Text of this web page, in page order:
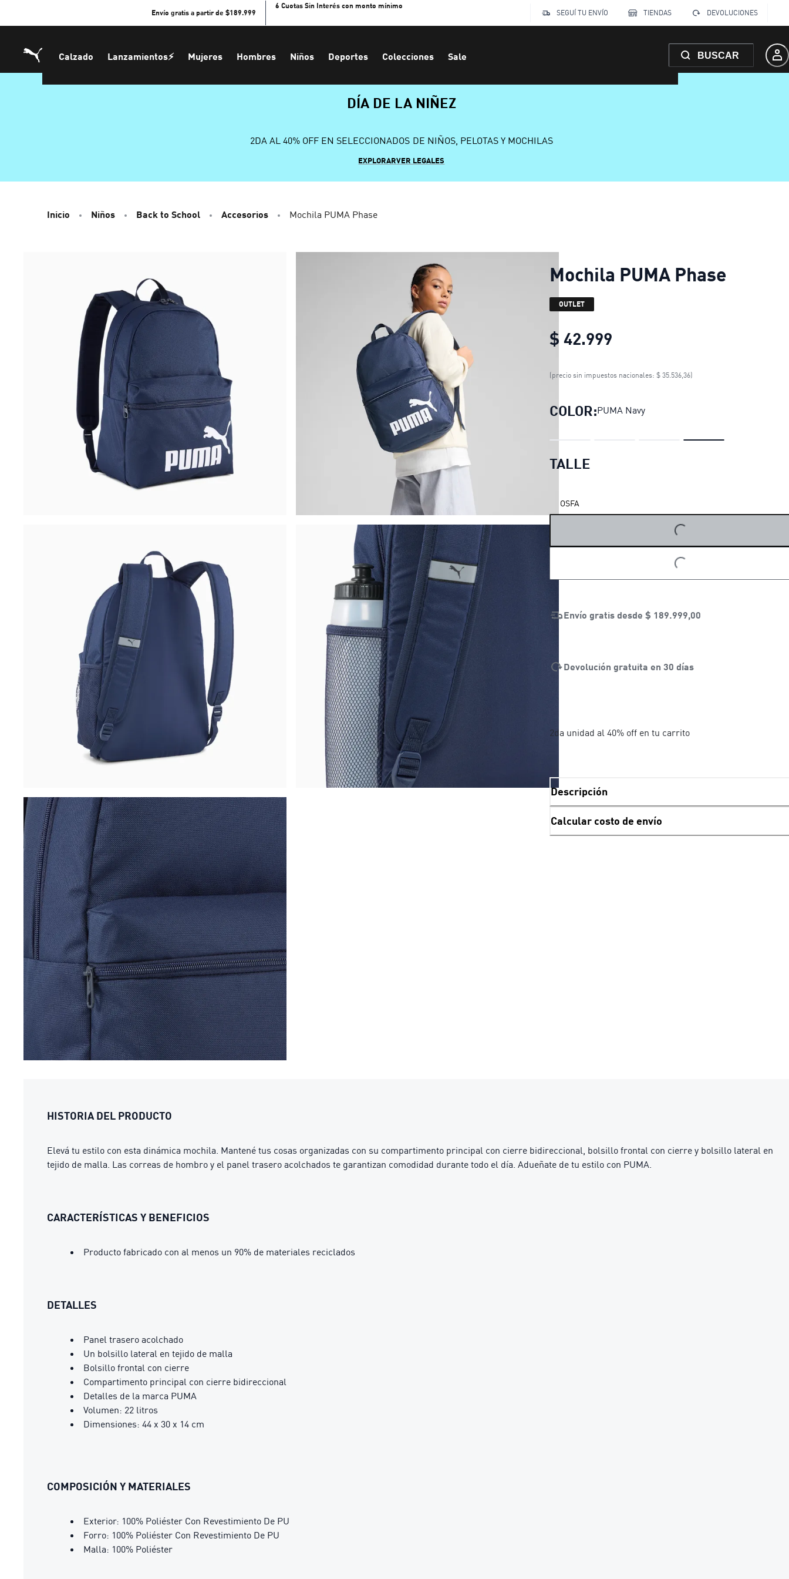
Envío gratis a partir de $189.999
6 Cuotas Sin Interés con monto mínimo
SEGUÍ TU ENVÍO
TIENDAS DEVOLUCIONES
Calzado Lanzamientos⚡ Mujeres Hombres Niños Deportes Colecciones Sale BUSCAR
DÍA DE LA NIÑEZ
2DA AL 40% OFF EN SELECCIONADOS DE NIÑOS, PELOTAS Y MOCHILAS
EXPLORARVER LEGALES
Inicio Niños Back to School Accesorios Mochila PUMA Phase
Mochila PUMA Phase
OUTLET
$ 42.999
Mochila PUMA Phase
(precio sin impuestos nacionales: $ 35.536,36)
COLOR:PUMA Navy
TALLE
OSFA LOADING...
LOADING...
Envío gratis desde $ 189.999,00
Devolución gratuita en 30 días
2da unidad al 40% off en tu carrito
Descripción
Calcular costo de envío
HISTORIA DEL PRODUCTO
Elevá tu estilo con esta dinámica mochila. Mantené tus cosas organizadas con su compartimento principal con cierre bidireccional, bolsillo frontal con cierre y bolsillo lateral en
tejido de malla. Las correas de hombro y el panel trasero acolchados te garantizan comodidad durante todo el día. Adueñate de tu estilo con PUMA.
CARACTERÍSTICAS Y BENEFICIOS
Producto fabricado con al menos un 90% de materiales reciclados
DETALLES
Panel trasero acolchado
Un bolsillo lateral en tejido de malla
Bolsillo frontal con cierre
Compartimento principal con cierre bidireccional
Detalles de la marca PUMA
Volumen: 22 litros
Dimensiones: 44 x 30 x 14 cm
COMPOSICIÓN Y MATERIALES
Exterior: 100% Poliéster Con Revestimiento De PU
Forro: 100% Poliéster Con Revestimiento De PU
Malla: 100% Poliéster